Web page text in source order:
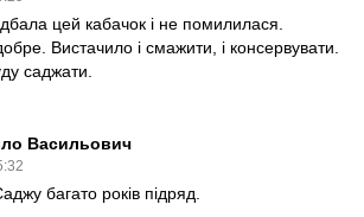
цей кабачок і не помилилася.
Вистачило і смажити, і консервувати.
саджати.
Васильович
багато років підряд.